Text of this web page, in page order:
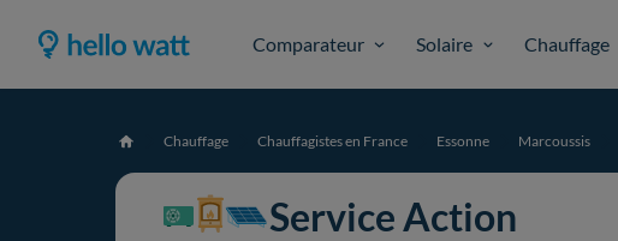
Comparateur Solaire Chauffage
Accueil Chauffage Chauffagistes en France Essonne Marcoussis
Service Action